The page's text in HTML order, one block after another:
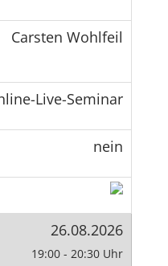
Carsten Wohlfeil
Live-Seminar
nein
26.08.2026
19:00 - 20:30 Uhr